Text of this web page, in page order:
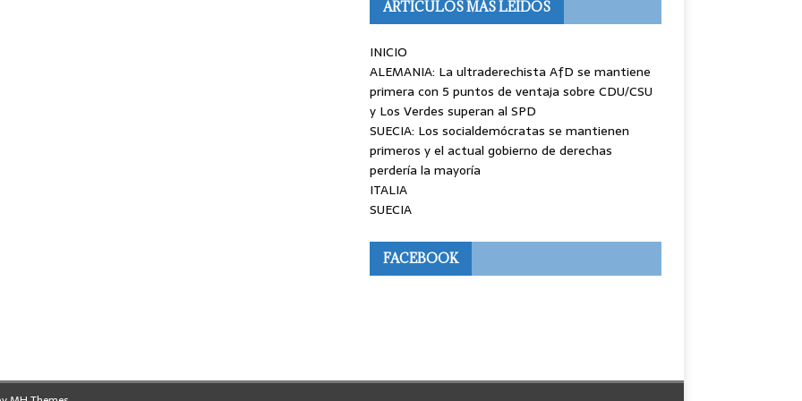
ARTÍCULOS MÁS LEÍDOS
INICIO
ALEMANIA: La ultraderechista AfD se mantiene
primera con 5 puntos de ventaja sobre CDU/CSU
y Los Verdes superan al SPD
SUECIA: Los socialdemócratas se mantienen
primeros y el actual gobierno de derechas
perdería la mayoría
ITALIA
SUECIA
FACEBOOK